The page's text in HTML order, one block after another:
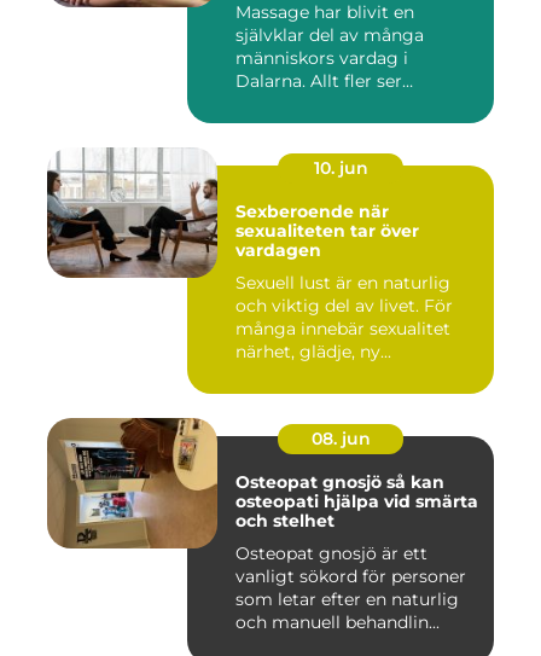
Massage har blivit en
självklar del av många
människors vardag i
Dalarna. Allt fler ser
10. jun
Sexberoende när
sexualiteten tar över
vardagen
Sexuell lust är en naturlig
och viktig del av livet. För
många innebär sexualitet
närhet, glädje, ny...
08. jun
Osteopat gnosjö så kan
osteopati hjälpa vid smärta
och stelhet
Osteopat gnosjö är ett
vanligt sökord för personer
som letar efter en naturlig
och manuell behandlin...